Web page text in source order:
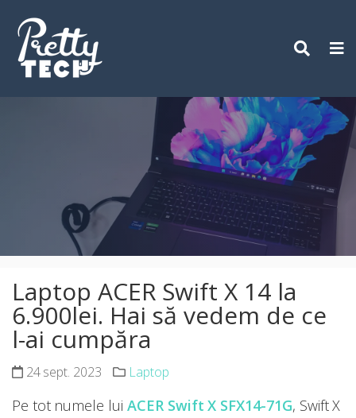
content
Laptop ACER Swift X 14 la
6.900lei. Hai să vedem de ce
l-ai cumpăra
24 sept. 2023 Laptop
Pe tot numele lui ACER Swift X SFX14-71G, Swift X